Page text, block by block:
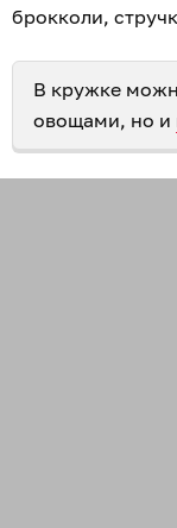
брокколи,
В кружке
овощами, но и